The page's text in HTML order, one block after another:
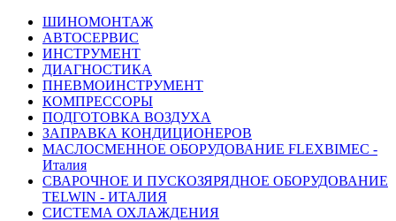
ШИНОМОНТАЖ
АВТОСЕРВИС
ИНСТРУМЕНТ
ДИАГНОСТИКА
ПНЕВМОИНСТРУМЕНТ
КОМПРЕССОРЫ
ПОДГОТОВКА ВОЗДУХА
ЗАПРАВКА КОНДИЦИОНЕРОВ
МАСЛОСМЕННОЕ ОБОРУДОВАНИЕ FLEXBIMEC -
Италия
СВАРОЧНОЕ И ПУСКОЗЯРЯДНОЕ ОБОРУДОВАНИЕ
TELWIN - ИТАЛИЯ
СИСТЕМА ОХЛАЖДЕНИЯ